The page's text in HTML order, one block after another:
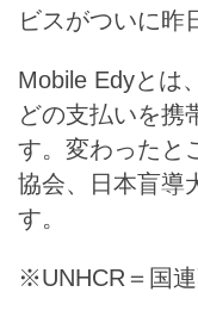
ビスがついに昨
Mobile Edyとは
どの支払いを携
す。変わったと
協会、日本盲導
す。
※UNHCR＝国